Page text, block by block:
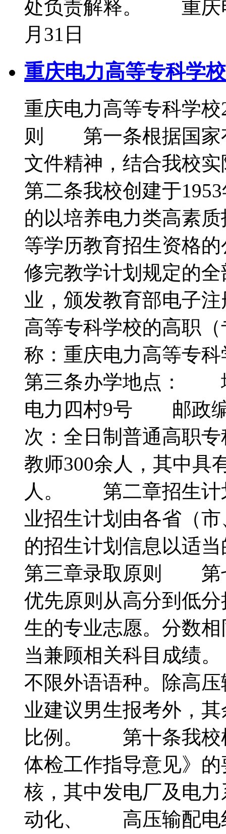
处负责解释。 重庆
月31日
重庆电力高等专科学
重庆电力高等专科学
则 第一条根据国家
文件精神，结合我
第二条我校创建于
的以培养电力类高素
等学历教育招生资格
修完教学计划规定的
业，颁发教育部电子
高等专科学校的高职
称：重庆电力高等专
第三条办学地点：
电力四村9号 邮政
次：全日制普通高职
教师300余人，其中具
人。 第二章招生计
业招生计划由各省（
的招生计划信息以
第三章录取原则 第
优先原则从高分到低
生的专业志愿。分数
当兼顾相关科目成绩
不限外语语种。除高
业建议男生报考外，
比例。 第十条我校
体检工作指导意见》
核，其中发电厂及电
动化、 高压输配电